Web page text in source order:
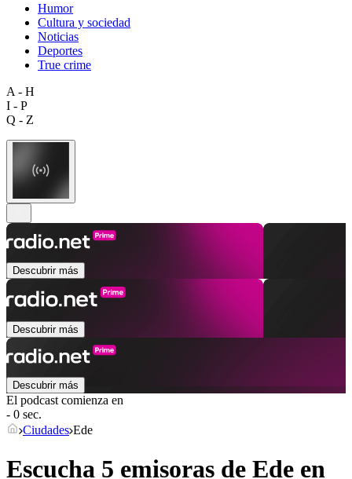
Humor
Cultura y sociedad
Noticias
Deportes
True crime
A - H
I - P
Q - Z
Descubrir más
Descubrir más
Descubrir más
El podcast comienza en
- 0 sec.
Ciudades Ede
Escucha 5 emisoras de Ede en